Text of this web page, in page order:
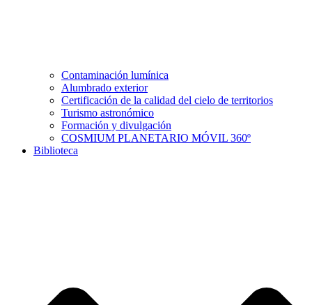
Contaminación lumínica
Alumbrado exterior
Certificación de la calidad del cielo de territorios
Turismo astronómico
Formación y divulgación
COSMIUM PLANETARIO MÓVIL 360º
Biblioteca